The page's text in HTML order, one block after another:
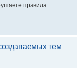
правила
тем